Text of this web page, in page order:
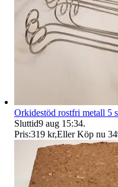
Orkidestöd rostfri metall 5
Sluttid9 aug 15:34.
Pris:319 kr,Eller Köp nu